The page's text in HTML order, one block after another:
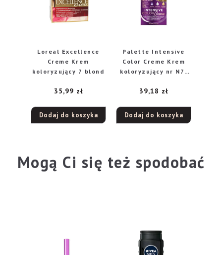
Loreal Excellence
Creme Krem
koloryzujący 7 blond
35,99 zł
Dodaj do koszyka
Palette Intensive
Color Creme Krem
koloryzujący nr N7-
39,18 zł
Dodaj do koszyka
Mogą Ci się też spodobać